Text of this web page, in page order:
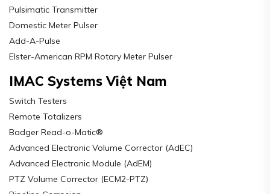
Pulsimatic Transmitter
Domestic Meter Pulser
Add-A-Pulse
Elster-American RPM Rotary Meter Pulser
IMAC Systems Việt Nam
Switch Testers
Remote Totalizers
Badger Read-o-Matic®
Advanced Electronic Volume Corrector (AdEC)
Advanced Electronic Module (AdEM)
PTZ Volume Corrector (ECM2-PTZ)